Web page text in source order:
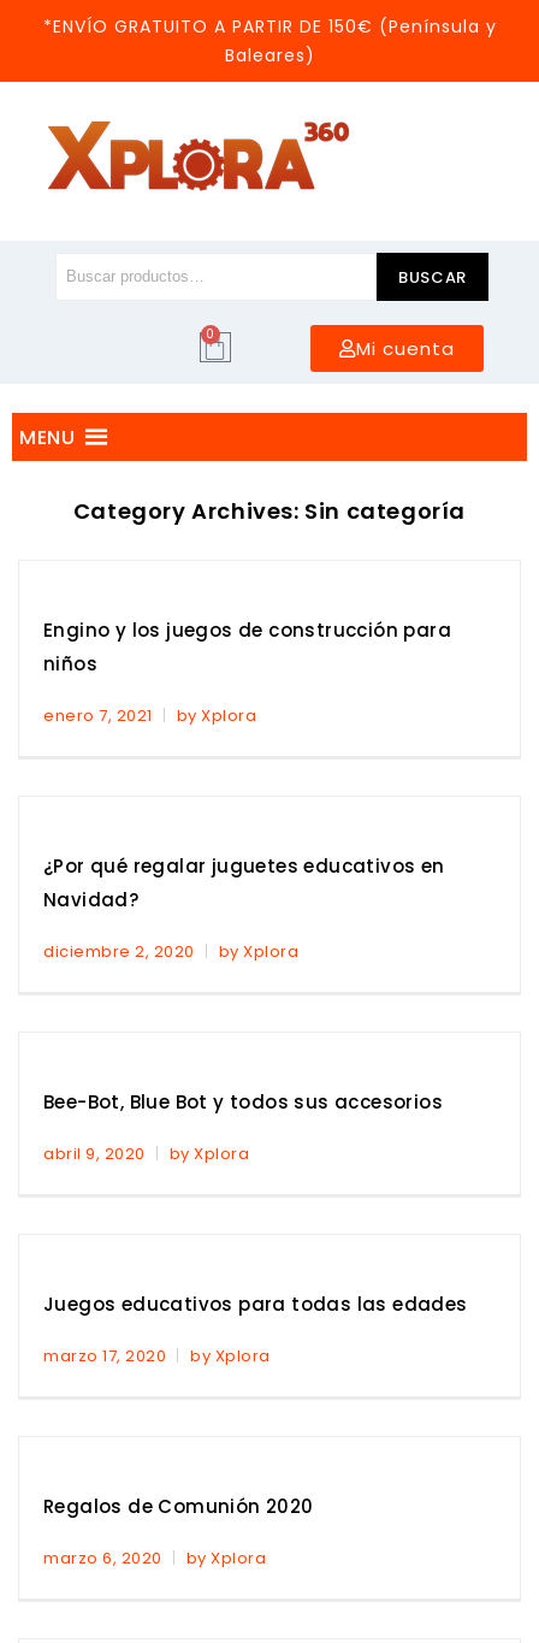
*ENVÍO GRATUITO A PARTIR DE 150€ (Península y
Baleares)
BUSCAR
0
Mi cuenta
MENU
Category Archives: Sin categoría
Engino y los juegos de construcción para
niños
enero 7, 2021 by Xplora
¿Por qué regalar juguetes educativos en
Navidad?
diciembre 2, 2020 by Xplora
Bee-Bot, Blue Bot y todos sus accesorios
abril 9, 2020 by Xplora
Juegos educativos para todas las edades
marzo 17, 2020 by Xplora
Regalos de Comunión 2020
marzo 6, 2020 by Xplora